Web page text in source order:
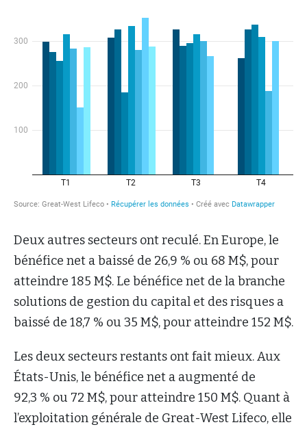
Deux autres secteurs ont reculé. En Europe, le
bénéfice net a baissé de 26,9 % ou 68 M$, pour
atteindre 185 M$. Le bénéfice net de la branche
solutions de gestion du capital et des risques a
baissé de 18,7 % ou 35 M$, pour atteindre 152 M$.
Les deux secteurs restants ont fait mieux. Aux
États-Unis, le bénéfice net a augmenté de
92,3 % ou 72 M$, pour atteindre 150 M$. Quant à
l’exploitation générale de Great-West Lifeco, elle